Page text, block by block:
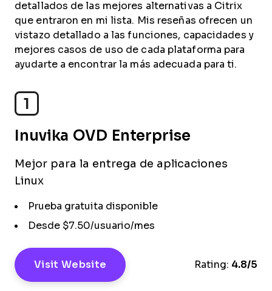
detallados de las mejores alternativas a Citrix
que entraron en mi lista. Mis reseñas ofrecen un
vistazo detallado a las funciones, capacidades y
mejores casos de uso de cada plataforma para
ayudarte a encontrar la más adecuada para ti.
1
Inuvika OVD Enterprise
Mejor para la entrega de aplicaciones
Linux
Prueba gratuita disponible
Desde $7.50/usuario/mes
Visit Website Rating: 4.8/5